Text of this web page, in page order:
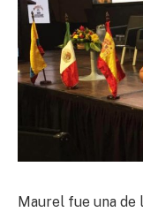
Maurel fue una